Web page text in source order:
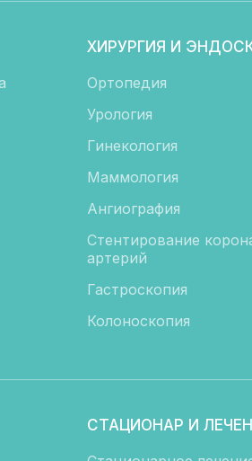
ХИРУРГИЯ И
Ортопедия
Урология
Гинекология
Маммология
Ангиография
Стентирование
артерий
Гастроскопия
Колоноскопия
СТАЦИОНАР И